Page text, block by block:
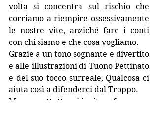
volta si concentra sul rischio che
corriamo a riempire ossessivamente
le nostre vite, anziché fare i conti
con chi siamo e che cosa vogliamo.
Grazie a un tono sognante e divertito
e alle illustrazioni di Tuono Pettinato
e del suo tocco surreale, Qualcosa ci
aiuta così a difenderci dal Troppo.
Ma, soprattutto, ci invita a fare pace